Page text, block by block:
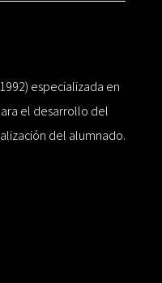
especializada en
el desarrollo del
del alumnado.